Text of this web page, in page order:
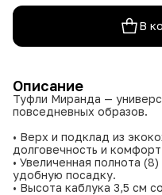
В
Описание
Туфли Миранда —
повседневных образов.
• Верх и подклад из
долговечность и
• Увеличенная полнота
удобную посадку.
• Высота каблука 3,5 см